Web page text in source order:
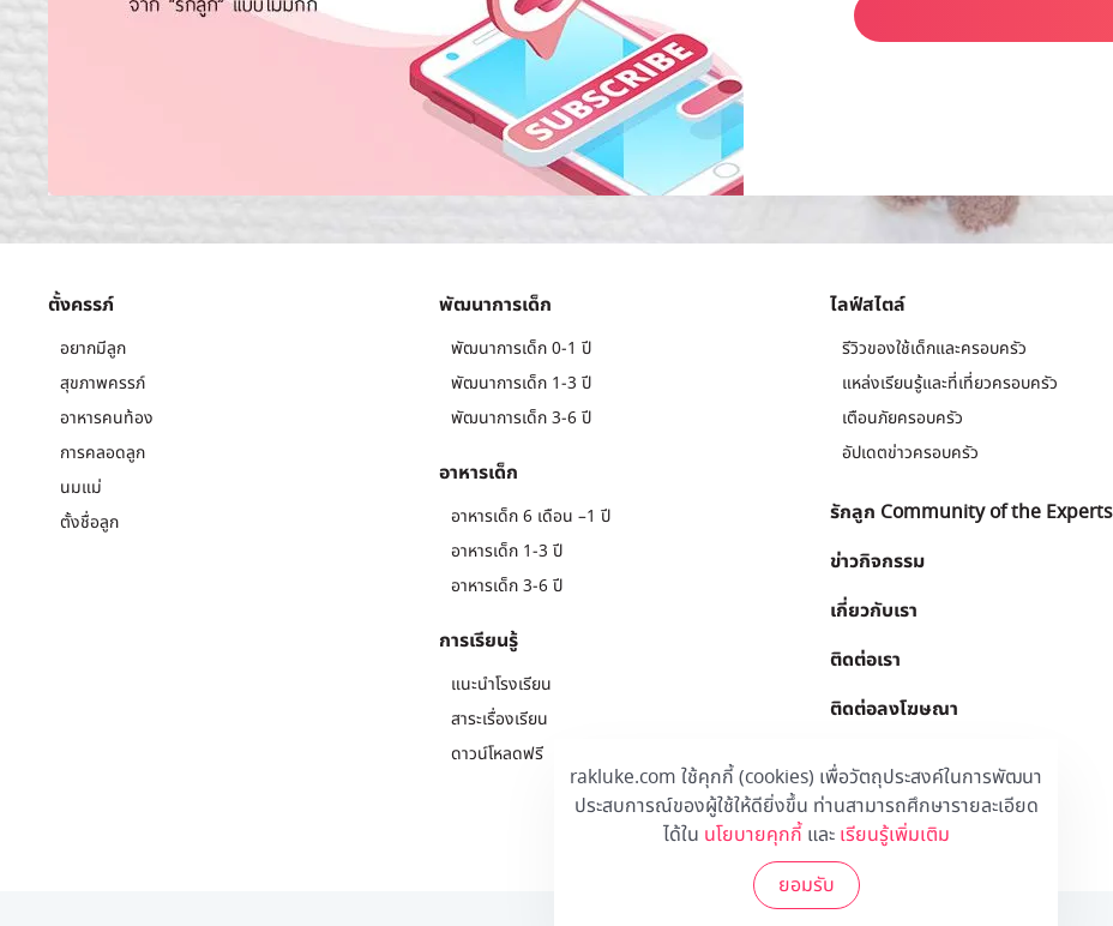
rakluke.com ใช้คุกกี้ (cookies) เพื่อวัตถุประสงค์ในการพัฒนา
ประสบการณ์ของผู้ใช้ให้ดียิ่งขึ้น ท่านสามารถศึกษารายละเอียด
ได้ใน นโยบายคุกกี้และ เรียนรู้เพิ่มเติม
ยอมรับ
ตั้งครรภ์
อยากมีลูก
สุขภาพครรภ์
อาหารคนท้อง
การคลอดลูก
นมแม่
ตั้งชื่อลูก
พัฒนาการเด็ก
พัฒนาการเด็ก 0-1 ปี
พัฒนาการเด็ก 1-3 ปี
พัฒนาการเด็ก 3-6 ปี
อาหารเด็ก
อาหารเด็ก 6 เดือน –1 ปี
อาหารเด็ก 1-3 ปี
อาหารเด็ก 3-6 ปี
การเรียนรู้
แนะนำโรงเรียน
สาระเรื่องเรียน
ดาวน์โหลดฟรี
ไลฟ์สไตล์
รีวิวของใช้เด็กและครอบครัว
แหล่งเรียนรู้และที่เที่ยวครอบครัว
เตือนภัยครอบครัว
อัปเดตข่าวครอบครัว
รักลูก Community of the Experts
ข่าวกิจกรรม
เกี่ยวกับเรา
ติดต่อเรา
ติดต่อลงโฆษณา